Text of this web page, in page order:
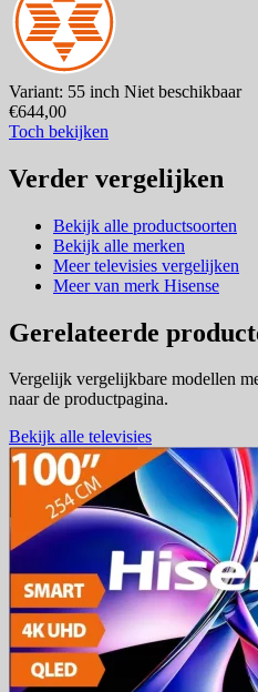
Variant: 55 inch Niet beschikbaar
€644,00
Toch bekijken
Verder vergelijken
Bekijk alle productsoorten
Bekijk alle merken
Meer televisies vergelijken
Meer van merk Hisense
Gerelateerde
Vergelijk vergelijkbare modellen
naar de productpagina.
Bekijk alle televisies